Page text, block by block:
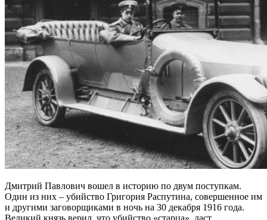
Дмитрий Павлович вошел в историю по двум поступкам.
Один из них – убийство Григория Распутина, совершенное им
и другими заговорщиками в ночь на 30 декабря 1916 года.